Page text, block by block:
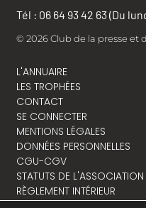
Tél : 06 64 93 42 63 (Du
© 2026 Club de la presse
L'ANNUAIRE
LES TROPHÉES
CONTACT
SE CONNECTER
MENTIONS LÉGALES
DONNÉES PERSONNELLES
CGU-CGV
STATUTS DE L'ASSOCIATION
RÈGLEMENT INTÉRIEUR